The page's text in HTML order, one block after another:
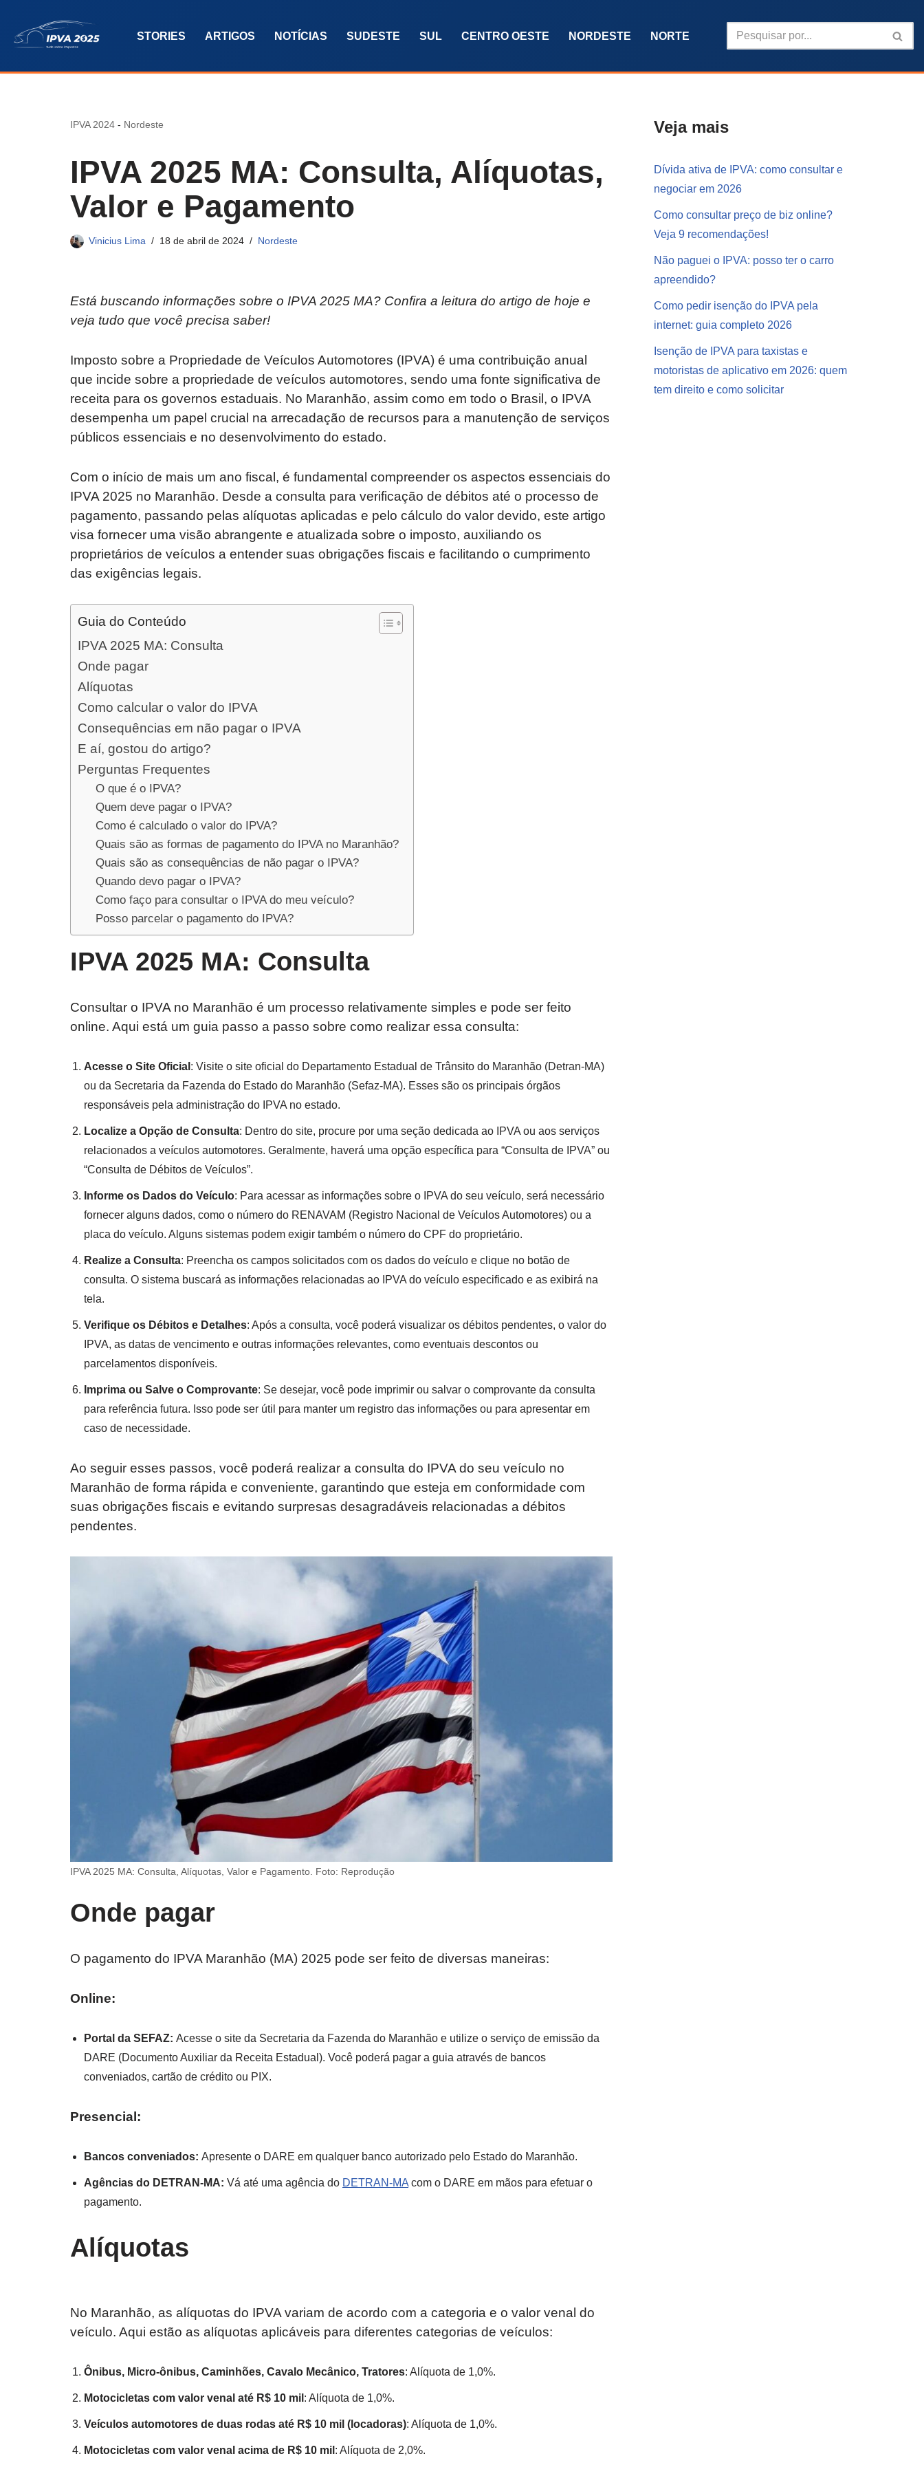
Pular
o
STORIES ARTIGOS NOTÍCIAS SUDESTE SUL CENTRO OESTE NORDESTE NORTE
IPVA 2024 - Nordeste
IPVA 2025 MA: Consulta, Alíquotas,
Valor e Pagamento
Vinicius Lima 18 de abril de 2024 Nordeste
Está buscando informações sobre o IPVA 2025 MA? Confira a leitura do artigo de hoje e
veja tudo que você precisa saber!
Imposto sobre a Propriedade de Veículos Automotores (IPVA) é uma contribuição anual
que incide sobre a propriedade de veículos automotores, sendo uma fonte significativa de
receita para os governos estaduais. No Maranhão, assim como em todo o Brasil, o IPVA
desempenha um papel crucial na arrecadação de recursos para a manutenção de serviços
públicos essenciais e no desenvolvimento do estado.
Com o início de mais um ano fiscal, é fundamental compreender os aspectos essenciais do
IPVA 2025 no Maranhão. Desde a consulta para verificação de débitos até o processo de
pagamento, passando pelas alíquotas aplicadas e pelo cálculo do valor devido, este artigo
visa fornecer uma visão abrangente e atualizada sobre o imposto, auxiliando os
proprietários de veículos a entender suas obrigações fiscais e facilitando o cumprimento
das exigências legais.
Guia do Conteúdo
IPVA 2025 MA: Consulta
Onde pagar
Alíquotas
Como calcular o valor do IPVA
Consequências em não pagar o IPVA
E aí, gostou do artigo?
Perguntas Frequentes
O que é o IPVA?
Quem deve pagar o IPVA?
Como é calculado o valor do IPVA?
Quais são as formas de pagamento do IPVA no Maranhão?
Quais são as consequências de não pagar o IPVA?
Quando devo pagar o IPVA?
Como faço para consultar o IPVA do meu veículo?
Posso parcelar o pagamento do IPVA?
IPVA 2025 MA: Consulta
Consultar o IPVA no Maranhão é um processo relativamente simples e pode ser feito
online. Aqui está um guia passo a passo sobre como realizar essa consulta:
Acesse o Site Oficial : Visite o site oficial do Departamento Estadual de Trânsito do Maranhão (Detran-MA)
ou da Secretaria da Fazenda do Estado do Maranhão (Sefaz-MA). Esses são os principais órgãos
responsáveis pela administração do IPVA no estado.
Localize a Opção de Consulta: Dentro do site, procure por uma seção dedicada ao IPVA ou aos serviços
relacionados a veículos automotores. Geralmente, haverá uma opção específica para “Consulta de IPVA” ou
“Consulta de Débitos de Veículos”.
Informe os Dados do Veículo: Para acessar as informações sobre o IPVA do seu veículo, será necessário
fornecer alguns dados, como o número do RENAVAM (Registro Nacional de Veículos Automotores) ou a
placa do veículo. Alguns sistemas podem exigir também o número do CPF do proprietário.
Realize a Consulta: Preencha os campos solicitados com os dados do veículo e clique no botão de
consulta. O sistema buscará as informações relacionadas ao IPVA do veículo especificado e as exibirá na
tela.
Verifique os Débitos e Detalhes: Após a consulta, você poderá visualizar os débitos pendentes, o valor do
IPVA, as datas de vencimento e outras informações relevantes, como eventuais descontos ou
parcelamentos disponíveis.
Imprima ou Salve o Comprovante: Se desejar, você pode imprimir ou salvar o comprovante da consulta
para referência futura. Isso pode ser útil para manter um registro das informações ou para apresentar em
caso de necessidade.
Ao seguir esses passos, você poderá realizar a consulta do IPVA do seu veículo no
Maranhão de forma rápida e conveniente, garantindo que esteja em conformidade com
suas obrigações fiscais e evitando surpresas desagradáveis relacionadas a débitos
pendentes.
IPVA 2025 MA: Consulta, Alíquotas, Valor e Pagamento. Foto: Reprodução
Onde pagar
O pagamento do IPVA Maranhão (MA) 2025 pode ser feito de diversas maneiras:
Online:
Portal da SEFAZ: Acesse o site da Secretaria da Fazenda do Maranhão e utilize o serviço de emissão da
DARE (Documento Auxiliar da Receita Estadual). Você poderá pagar a guia através de bancos
conveniados, cartão de crédito ou PIX.
Presencial:
Bancos conveniados: Apresente o DARE em qualquer banco autorizado pelo Estado do Maranhão.
Agências do DETRAN-MA: Vá até uma agência do DETRAN-MA com o DARE em mãos para efetuar o
pagamento.
Alíquotas
No Maranhão, as alíquotas do IPVA variam de acordo com a categoria e o valor venal do
veículo. Aqui estão as alíquotas aplicáveis para diferentes categorias de veículos:
Ônibus, Micro-ônibus, Caminhões, Cavalo Mecânico, Tratores: Alíquota de 1,0%.
Motocicletas com valor venal até R$ 10 mil : Alíquota de 1,0%.
Veículos automotores de duas rodas até R$ 10 mil (locadoras): Alíquota de 1,0%.
Motocicletas com valor venal acima de R$ 10 mil : Alíquota de 2,0%.
Veja mais
Dívida ativa de IPVA: como consultar e
negociar em 2026
Como consultar preço de biz online?
Veja 9 recomendações!
Não paguei o IPVA: posso ter o carro
apreendido?
Como pedir isenção do IPVA pela
internet: guia completo 2026
Isenção de IPVA para taxistas e
motoristas de aplicativo em 2026: quem
tem direito e como solicitar